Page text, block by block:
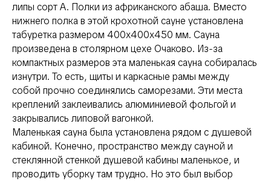
липы сорт А. Полки из африканского абаша. Вместо
нижнего полка в этой крохотной сауне установлена
табуретка размером 400х400х450 мм. Сауна
произведена в столярном цехе Очаково. Из-за
компактных размеров эта маленькая сауна собиралась
изнутри. То есть, щиты и каркасные рамы между
собой прочно соединялись саморезами. Эти места
креплений заклеивались алюминиевой фольгой и
закрывались липовой вагонкой.
Маленькая сауна была установлена рядом с душевой
кабиной. Конечно, пространство между сауной и
стеклянной стенкой душевой кабины маленькое, и
проводить уборку там трудно. Но это был выбор